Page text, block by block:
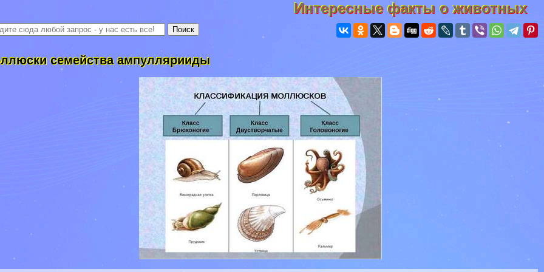
Интересные факты о животных
семейства ампуллярииды